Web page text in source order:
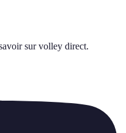
sur volley direct.